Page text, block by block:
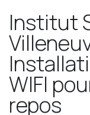
Institut
WIFI
repos